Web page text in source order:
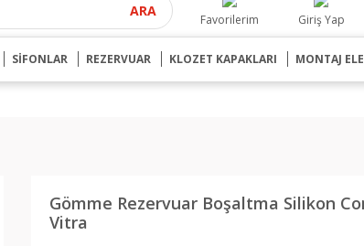
ARA
Favorilerim Giriş Yap
SİFONLAR REZERVUAR KLOZET KAPAKLARI MONTAJ
Gömme Rezervuar Boşaltma Silikon
Vitra